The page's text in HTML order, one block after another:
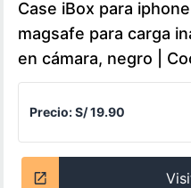
Case iBox para
magsafe para carga
en cámara, negro |
Precio:S/ 19.90